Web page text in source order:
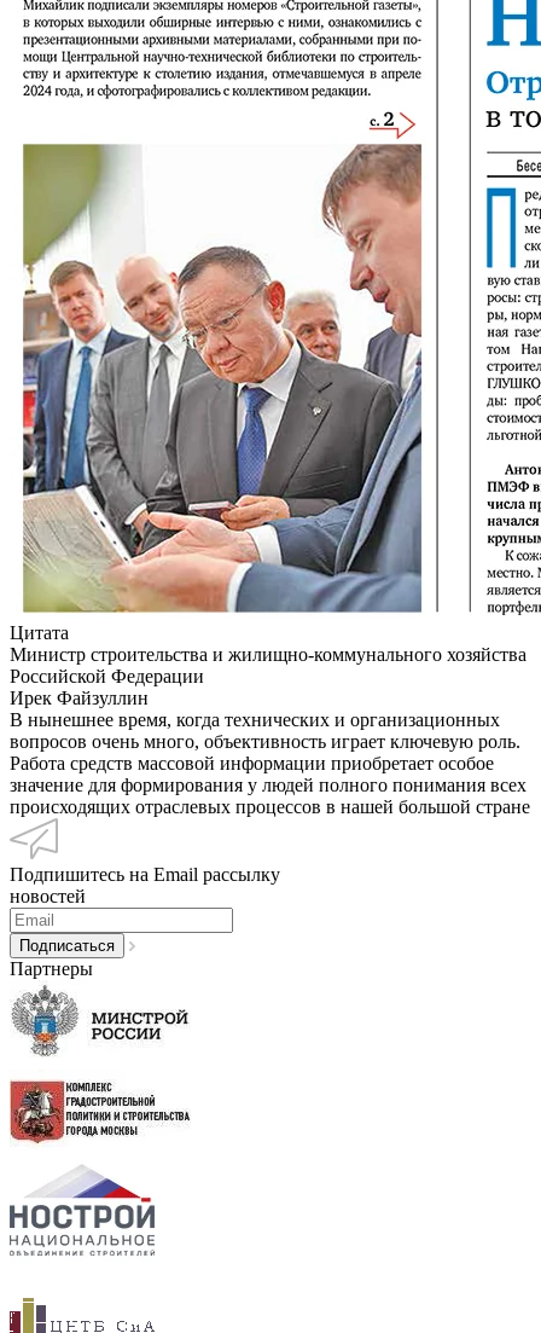
Цитата
Министр строительства и жилищно-коммунального хозяйства
Российской Федерации
Ирек Файзуллин
В нынешнее время, когда технических и организационных
вопросов очень много, объективность играет ключевую роль.
Работа средств массовой информации приобретает особое
значение для формирования у людей полного понимания всех
происходящих отраслевых процессов в нашей большой стране
Подпишитесь на Email рассылку
новостей
Партнеры